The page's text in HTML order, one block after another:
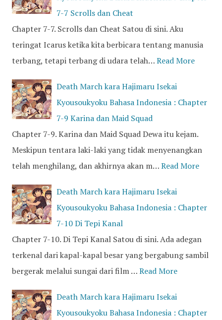
7-7 Scrolls dan Cheat
Chapter 7-7. Scrolls dan Cheat Satou di sini. Aku
teringat Icarus ketika kita berbicara tentang manusia
terbang, tetapi terbang di udara telah…Read More
Death March kara Hajimaru Isekai
Kyousoukyoku Bahasa Indonesia : Chapter
7-9 Karina dan Maid Squad
Chapter 7-9. Karina dan Maid Squad Dewa itu kejam.
Meskipun tentara laki-laki yang tidak menyenangkan
telah menghilang, dan akhirnya akan m…Read More
Death March kara Hajimaru Isekai
Kyousoukyoku Bahasa Indonesia : Chapter
7-10 Di Tepi Kanal
Chapter 7-10. Di Tepi Kanal Satou di sini. Ada adegan
terkenal dari kapal-kapal besar yang bergabung sambil
bergerak melalui sungai dari film …Read More
Death March kara Hajimaru Isekai
Kyousoukyoku Bahasa Indonesia : Chapter